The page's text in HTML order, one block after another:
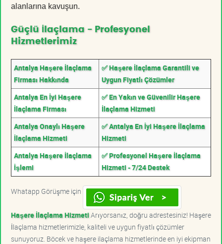
alanlarına kavuşun.
Güçlü İlaçlama - Profesyonel
Hizmetlerimiz
Antalya Haşere İlaçlama
Firması Hakkında
✅ Haşere İlaçlama Garantili ve
Uygun Fiyatlı Çözümler
Antalya En İyi Haşere
İlaçlama Firması
✅ En Yakın ve Güvenilir Haşere
İlaçlama Hizmeti
Antalya Onaylı Haşere
İlaçlama Hizmeti
✅ Antalya En İyi Haşere İlaçlama
Hizmeti
Antalya Haşere İlaçlama
İşlemi
✅ Profesyonel Haşere İlaçlama
Hizmeti - 7/24 Destek
Whatapp Görüşme için
Haşere İlaçlama HizmetiArıyorsanız, doğru adrestesiniz! Haşere
İlaçlama hizmetlerimizle, kaliteli ve uygun fiyatlı çözümler
sunuyoruz. Böcek ve haşere ilaçlama hizmetlerinde en iyi ekipman